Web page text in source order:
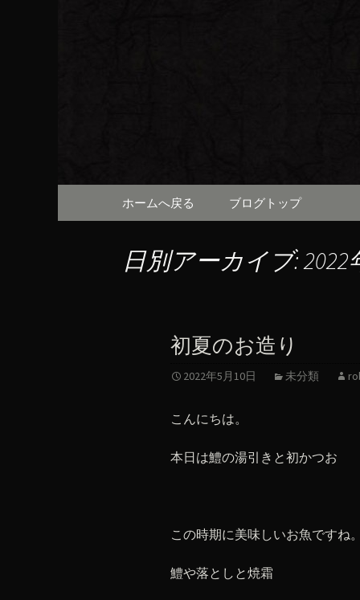
コンテンツへ移動
ホームへ戻る ブログトップ
日別アーカイブ: 2022
初夏のお造り
2022年5月10日 未分類
こんにちは。
本日は鱧の湯引きと初かつお
この時期に美味しいお魚ですね
鱧や落としと焼霜